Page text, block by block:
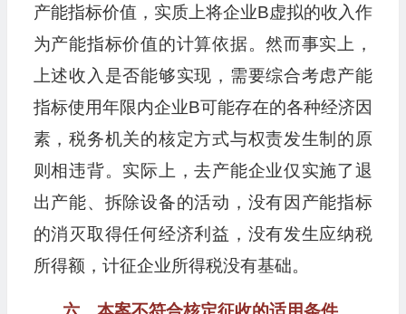
产能指标价值，实质上将企业B虚拟的收入作
为产能指标价值的计算依据。然而事实上，
上述收入是否能够实现，需要综合考虑产能
指标使用年限内企业B可能存在的各种经济因
素，税务机关的核定方式与权责发生制的原
则相违背。实际上，去产能企业仅实施了退
出产能、拆除设备的活动，没有因产能指标
的消灭取得任何经济利益，没有发生应纳税
所得额，计征企业所得税没有基础。